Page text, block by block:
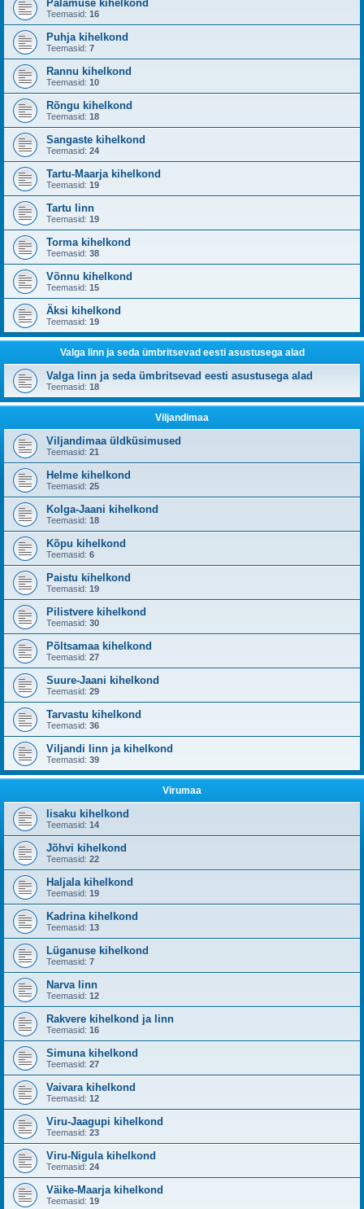
Palamuse kihelkond
Teemasid: 16
Puhja kihelkond
Teemasid: 7
Rannu kihelkond
Teemasid: 10
Rõngu kihelkond
Teemasid: 18
Sangaste kihelkond
Teemasid: 24
Tartu-Maarja kihelkond
Teemasid: 19
Tartu linn
Teemasid: 19
Torma kihelkond
Teemasid: 38
Võnnu kihelkond
Teemasid: 15
Äksi kihelkond
Teemasid: 19
Valga linn ja seda ümbritsevad eesti asustusega alad
Valga linn ja seda ümbritsevad eesti asustusega alad
Teemasid: 18
Viljandimaa
Viljandimaa üldküsimused
Teemasid: 21
Helme kihelkond
Teemasid: 25
Kolga-Jaani kihelkond
Teemasid: 18
Kõpu kihelkond
Teemasid: 6
Paistu kihelkond
Teemasid: 19
Pilistvere kihelkond
Teemasid: 30
Põltsamaa kihelkond
Teemasid: 27
Suure-Jaani kihelkond
Teemasid: 29
Tarvastu kihelkond
Teemasid: 36
Viljandi linn ja kihelkond
Teemasid: 39
Virumaa
Iisaku kihelkond
Teemasid: 14
Jõhvi kihelkond
Teemasid: 22
Haljala kihelkond
Teemasid: 19
Kadrina kihelkond
Teemasid: 13
Lüganuse kihelkond
Teemasid: 7
Narva linn
Teemasid: 12
Rakvere kihelkond ja linn
Teemasid: 16
Simuna kihelkond
Teemasid: 27
Vaivara kihelkond
Teemasid: 12
Viru-Jaagupi kihelkond
Teemasid: 23
Viru-Nigula kihelkond
Teemasid: 24
Väike-Maarja kihelkond
Teemasid: 19